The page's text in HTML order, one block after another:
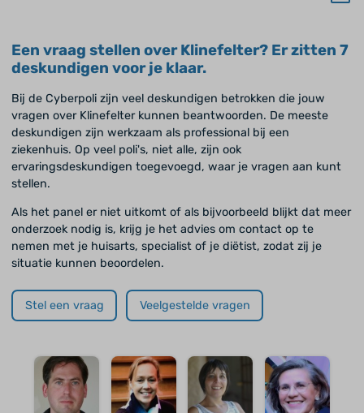
Een vraag stellen over Klinefelter? Er zitten 7
deskundigen voor je klaar.
Bij de Cyberpoli zijn veel deskundigen betrokken die jouw
vragen over Klinefelter kunnen beantwoorden. De meeste
deskundigen zijn werkzaam als professional bij een
ziekenhuis. Op veel poli's, niet alle, zijn ook
ervaringsdeskundigen toegevoegd, waar je vragen aan kunt
stellen.
Als het panel er niet uitkomt of als bijvoorbeeld blijkt dat meer
onderzoek nodig is, krijg je het advies om contact op te
nemen met je huisarts, specialist of je diëtist, zodat zij je
situatie kunnen beoordelen.
Stel een vraag Veelgestelde vragen